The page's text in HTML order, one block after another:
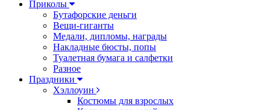
Приколы
Бутафорские деньги
Вещи-гиганты
Медали, дипломы, награды
Накладные бюсты, попы
Туалетная бумага и салфетки
Разное
Праздники
Хэллоуин
Костюмы для взрослых